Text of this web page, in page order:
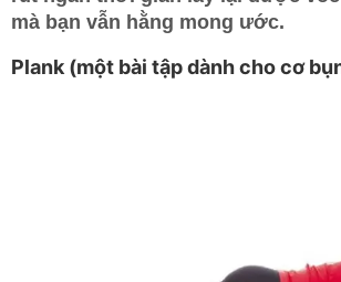
mà bạn vẫn hằng mong ước.
Plank (một bài tập dành cho cơ